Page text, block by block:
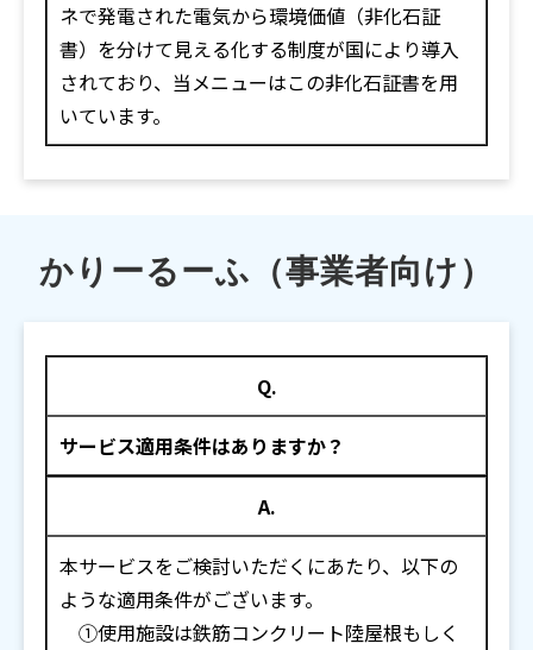
ネで発電された電気から環境価値（非化石証
書）を分けて見える化する制度が国により導入
されており、当メニューはこの非化石証書を用
いています。
かりーるーふ（事業者向け）
Q.
サービス適用条件はありますか？
A.
本サービスをご検討いただくにあたり、以下の
ような適用条件がございます。
①使用施設は鉄筋コンクリート陸屋根もしく